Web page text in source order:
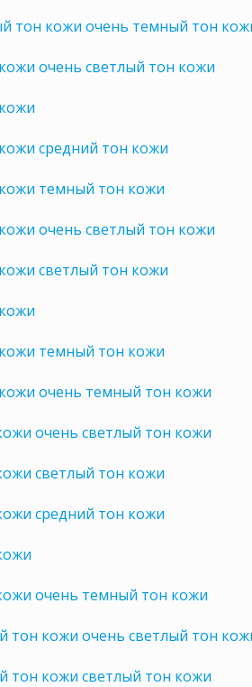
тон кожи очень темный тон
очень светлый тон кожи
средний тон кожи
темный тон кожи
очень светлый тон кожи
светлый тон кожи
темный тон кожи
очень темный тон кожи
очень светлый тон кожи
светлый тон кожи
средний тон кожи
очень темный тон кожи
кожи очень светлый тон
кожи светлый тон кожи